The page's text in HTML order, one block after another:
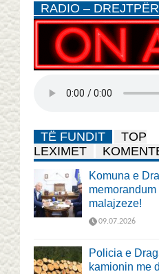
RADIO –
TË FUNDIT
TOP
LEXIMET
Komuna e
malajzeze!
09.07.2026
Policia e
kamionin me